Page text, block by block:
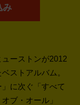
み
ーストンが2012
ストアルバム。
に次ぐ「すべて
ブ・オール」